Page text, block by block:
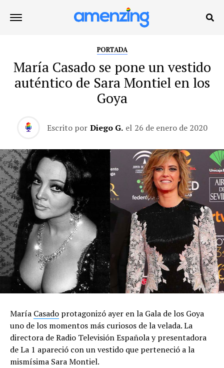
PORTADA
María Casado se pone un vestido
auténtico de Sara Montiel en los
Goya
Escrito por Diego G. el 26 de enero de 2020
María Casado protagonizó ayer en la Gala de los Goya
uno de los momentos más curiosos de la velada. La
directora de Radio Televisión Española y presentadora
de La 1 apareció con un vestido que perteneció a la
mismísima Sara Montiel.